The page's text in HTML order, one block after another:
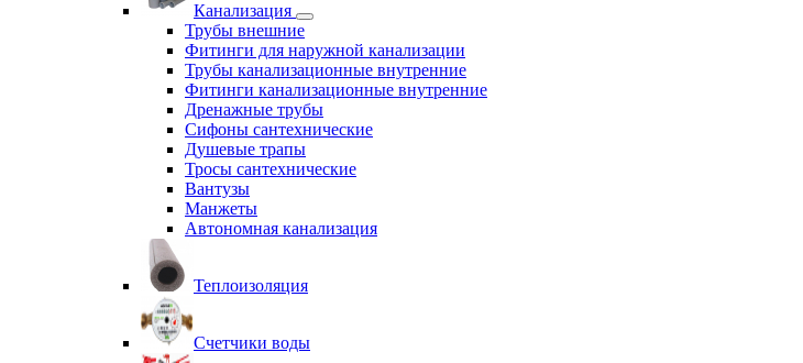
Канализация
Трубы внешние
Фитинги для наружной канализации
Трубы канализационные внутренние
Фитинги канализационные внутренние
Дренажные трубы
Сифоны сантехнические
Душевые трапы
Тросы сантехнические
Вантузы
Манжеты
Автономная канализация
Теплоизоляция
Счетчики воды